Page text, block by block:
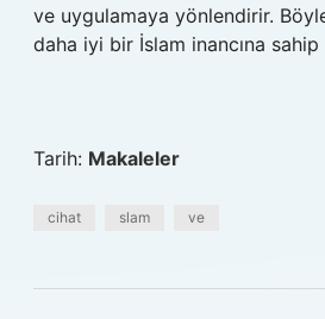
ve uygulamaya yönlendirir.
daha iyi bir İslam inancına sahip
Tarih: Makaleler
cihat slam ve